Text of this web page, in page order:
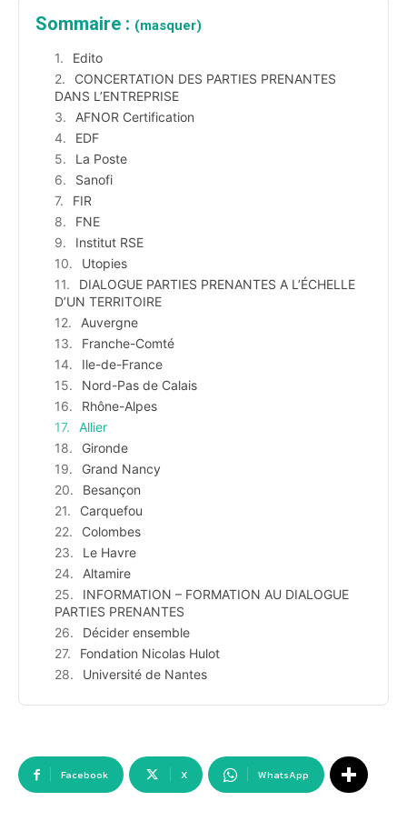
Sommaire : (masquer)
Edito
CONCERTATION DES PARTIES PRENANTES
DANS L’ENTREPRISE
AFNOR Certification
EDF
La Poste
Sanofi
FIR
FNE
Institut RSE
Utopies
DIALOGUE PARTIES PRENANTES A L’ÉCHELLE
D’UN TERRITOIRE
Auvergne
Franche-Comté
Ile-de-France
Nord-Pas de Calais
Rhône-Alpes
Allier
Gironde
Grand Nancy
Besançon
Carquefou
Colombes
Le Havre
Altamire
INFORMATION – FORMATION AU DIALOGUE
PARTIES PRENANTES
Décider ensemble
Fondation Nicolas Hulot
Université de Nantes
Facebook X WhatsApp